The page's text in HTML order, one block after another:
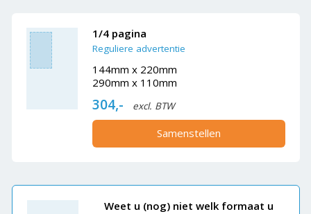
1/4 pagina
Reguliere advertentie
144mm x 220mm
290mm x 110mm
304,- excl. BTW
Samenstellen
Weet u (nog) niet welk formaat u